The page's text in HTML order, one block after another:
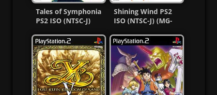
Tales of Symphonia
PS2 ISO (NTSC-J)
Shining Wind PS2
ISO (NTSC-J) (MG-